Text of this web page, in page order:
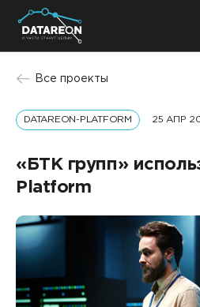
+7 (495) 280-08-01
Услуги
Решения
Партнеры
Компания
О компании
Решения
Все проекты
DATAREON-PLATFORM 25 АПР
«БТК групп»
Platform